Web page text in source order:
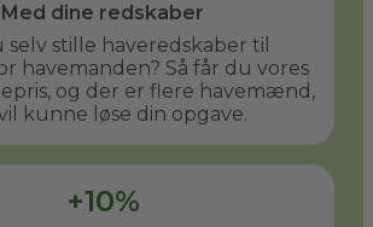
Med dine redskaber
selv stille haveredskaber til
havemanden? Så får du vores
og der er flere havemænd,
kunne løse din opgave.
+10%